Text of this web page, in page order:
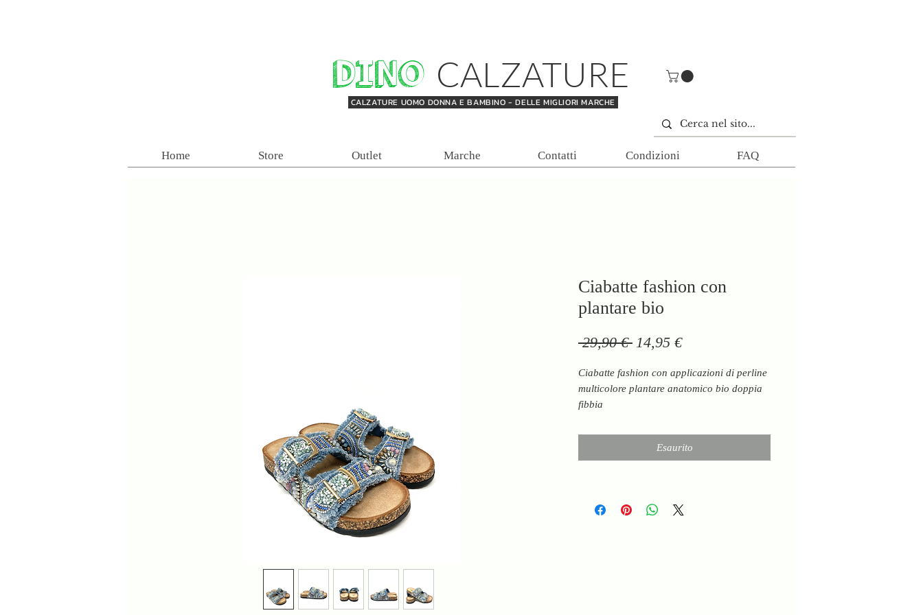
DINO
CALZATURE UOMO DONNA E BAMBINO - DELLE MIGLIORI MARCHE
CALZATURE
Home Store Outlet Marche Contatti Condizioni FAQ
Ciabatte fashion con
plantare bio
29,90 € Prezzo
14,95 €Prezzo
Ciabatte fashion con applicazioni di perline
multicolore plantare anatomico bio doppia
fibbia
Esaurito